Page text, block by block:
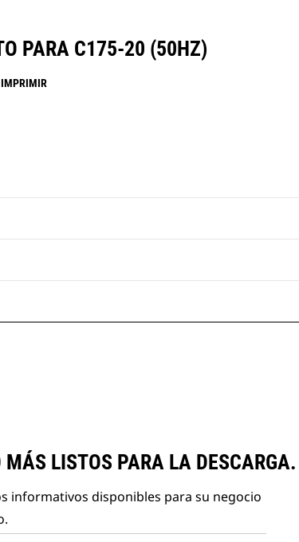
PARA C175-20 (50HZ)
IMPRIMIR
MÁS LISTOS PARA LA DESCARGA.
informativos disponibles para su negocio